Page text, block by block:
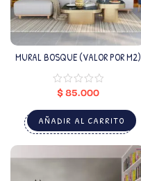
MURAL BOSQUE (VALOR POR M2)
$85.000
AÑADIR AL CARRITO